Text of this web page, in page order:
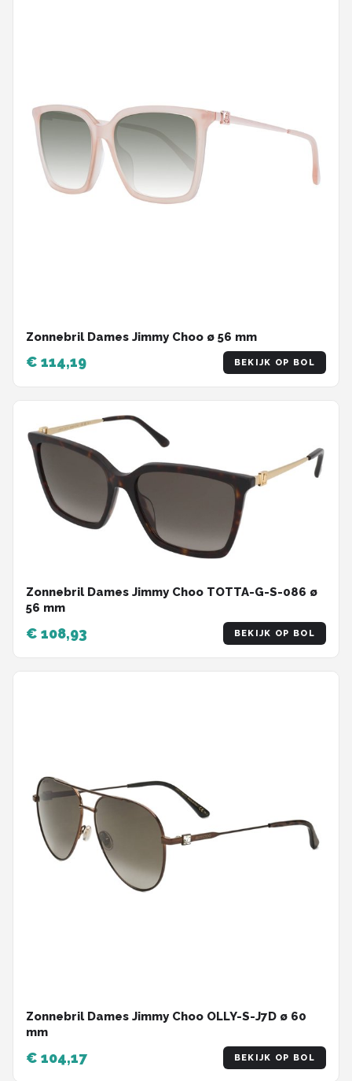
Zonnebril Dames Jimmy Choo ø 56 mm
€ 114,19 BEKIJK OP BOL
Zonnebril Dames Jimmy Choo TOTTA-G-S-086 ø
56 mm
€ 108,93 BEKIJK OP BOL
Zonnebril Dames Jimmy Choo OLLY-S-J7D ø 60
mm
€ 104,17 BEKIJK OP BOL